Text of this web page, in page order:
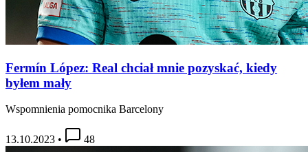
Fermín López: Real chciał mnie pozyskać, kiedy
byłem mały
Wspomnienia pomocnika Barcelony
13.10.2023 • 48